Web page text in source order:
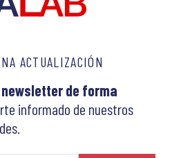
ACTUALIZACIÓN
de forma
informado de nuestros